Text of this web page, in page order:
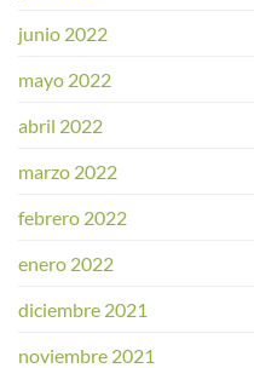
junio 2022
mayo 2022
abril 2022
marzo 2022
febrero 2022
enero 2022
diciembre 2021
noviembre 2021